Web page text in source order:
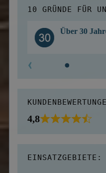
10 GRÜNDE FÜR
Über 30
4,8
EINSATZGEBIETE: